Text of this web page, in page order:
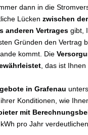
dann in die
Lücken zwischen
anderen Vertrages gibt,
Gründen den Vertrag
kommt. Die
, das ist Ihnen
in Grafenau
Konditionen, wie
mit
pro Jahr